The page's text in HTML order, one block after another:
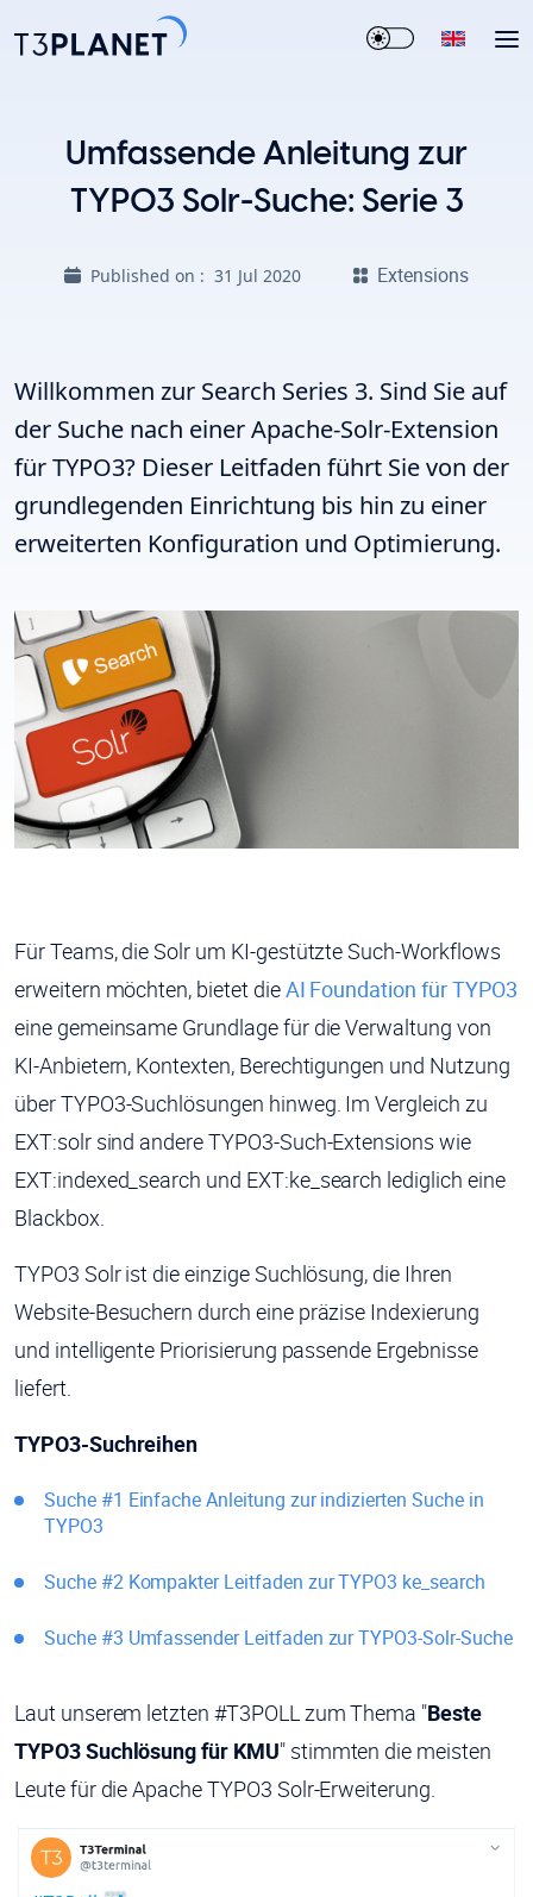
Umfassende Anleitung zur
TYPO3 Solr-Suche: Serie 3
Published on : 31 Jul 2020 Extensions
Willkommen zur Search Series 3. Sind Sie auf
der Suche nach einerApache-Solr-Extension
für TYPO3? Dieser Leitfaden führt Sie von der
grundlegenden Einrichtung bis hin zu einer
erweiterten Konfiguration und Optimierung.
Für Teams, die Solr um KI-gestützte Such-Workflows
erweitern möchten, bietet dieAI Foundation für TYPO3
eine gemeinsame Grundlage für die Verwaltung von
KI-Anbietern, Kontexten, Berechtigungen und Nutzung
über TYPO3-Suchlösungen hinweg. Im Vergleich zu
EXT:solr sind andere TYPO3-Such-Extensions wie
EXT:indexed_search und EXT:ke_search lediglich eine
Blackbox.
TYPO3 Solr ist die einzige Suchlösung, die Ihren
Website-Besuchern durch eine präzise Indexierung
und intelligente Priorisierung passende Ergebnisse
liefert.
TYPO3-Suchreihen
Suche #1 Einfache Anleitung zur indizierten Suche in
TYPO3
Suche #2 Kompakter Leitfaden zur TYPO3 ke_search
Suche #3 Umfassender Leitfaden zur TYPO3-Solr-Suche
Laut unserem letzten #T3POLL zum Thema "Beste
TYPO3 Suchlösung für KMU" stimmten die meisten
Leute für die Apache TYPO3 Solr-Erweiterung.